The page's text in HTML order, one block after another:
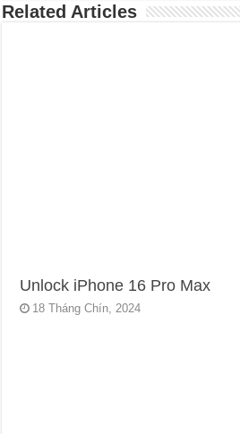
Related Articles
Unlock iPhone 16 Pro Max
18 Tháng Chín, 2024